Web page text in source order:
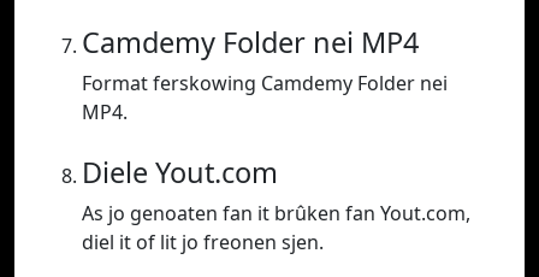
Camdemy Folder nei MP4
Format ferskowing Camdemy Folder nei
MP4.
Diele Yout.com
As jo genoaten fan it brûken fan Yout.com,
diel it of lit jo freonen sjen.